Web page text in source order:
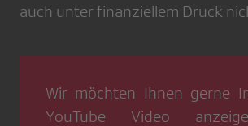
auch unter finanziellem Druck
Wir möchten Ihnen gerne
YouTube Video